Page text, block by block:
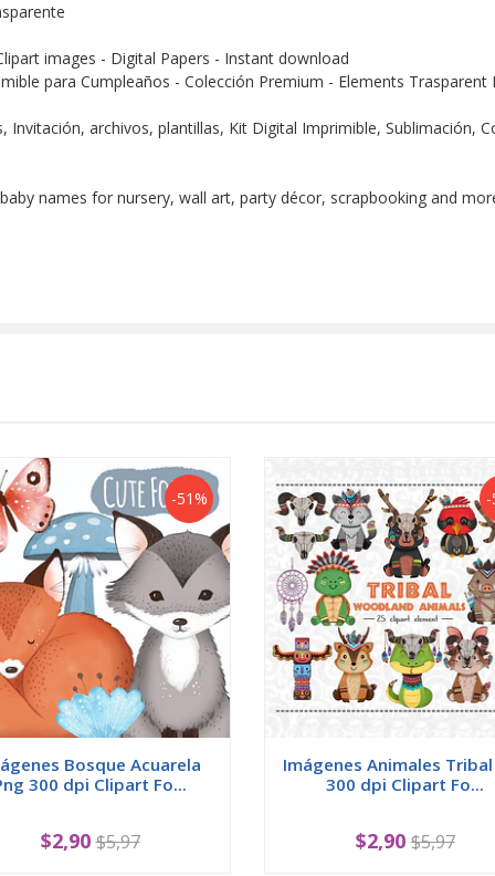
images - Digital Papers - Instant download
para Cumpleaños - Colección Premium - Elements Trasparent
archivos, plantillas, Kit Digital Imprimible, Sublimación,
names for nursery, wall art, party décor, scrapbooking and
-51%
Bosque Acuarela
300 dpi Clipart Fo...
$2,90 $5,97
Imágenes Animales
300 dpi Clipart Fo...
$2,90 $5,97